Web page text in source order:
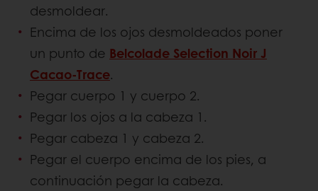
desmoldear.
Encima de los ojos desmoldeados poner
un punto de Belcolade Selection Noir J
Cacao-Trace.
Pegar cuerpo 1 y cuerpo 2.
Pegar los ojos a la cabeza 1.
Pegar cabeza 1 y cabeza 2.
Pegar el cuerpo encima de los pies, a
continuación pegar la cabeza.